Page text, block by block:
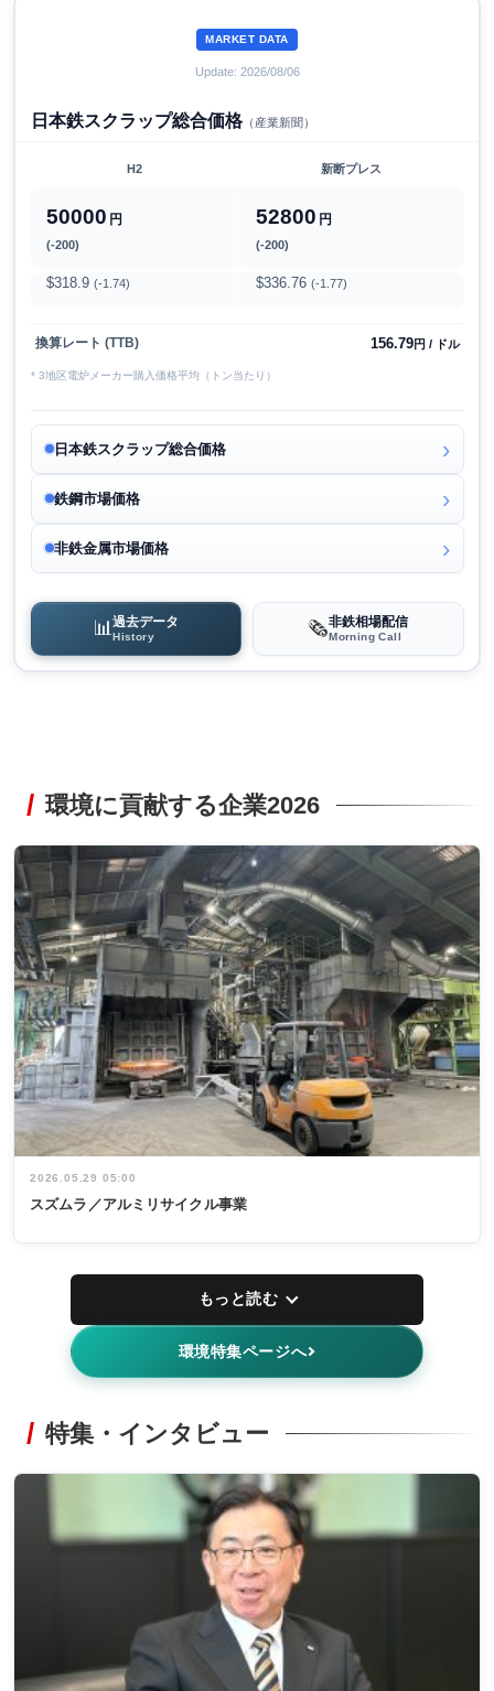
MARKET DATA
Update: 2026/08/06
日本鉄スクラップ総合価格（産業新聞）
H2 新断プレス
50000 円
(-200)
52800 円
(-200)
$318.9 (-1.74) $336.76 (-1.77)
換算レート (TTB) 156.79円 / ドル
* 3地区電炉メーカー購入価格平均（トン当たり）
日本鉄スクラップ総合価格
鉄鋼市場価格
非鉄金属市場価格
📊過去データ
History 🗞️非鉄相場配信
Morning Call
環境に貢献する企業2026
2026.05.29 05:00
スズムラ／アルミリサイクル事業
もっと読む
環境特集ページへ
特集・インタビュー